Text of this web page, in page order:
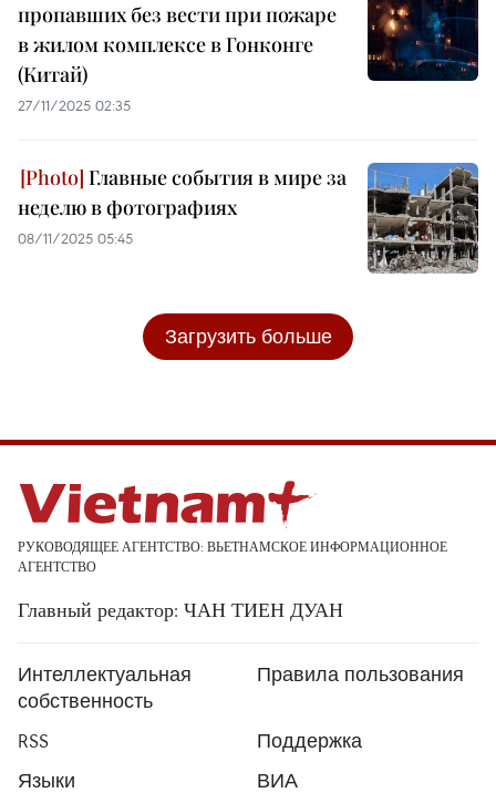
пропавших без вести при пожаре
в жилом комплексе в Гонконге
(Китай)
27/11/2025 02:35
Главные события в мире за
неделю в фотографиях
08/11/2025 05:45
Загрузить больше
РУКОВОДЯЩЕЕ АГЕНТСТВО: ВЬЕТНАМСКОЕ ИНФОРМАЦИОННОЕ
АГЕНТСТВО
Главный редактор: ЧАН ТИЕН ДУАН
Интеллектуальная
собственность
Правила пользования
RSS
Поддержка
Языки
ВИА